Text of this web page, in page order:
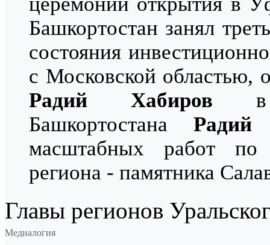
Башкортостан занял
состояния
с Московской областью,
Радий Хабиров в
Башкортостана Радий
масштабных работ по
региона - памятника
Главы регионов
Медиалогия